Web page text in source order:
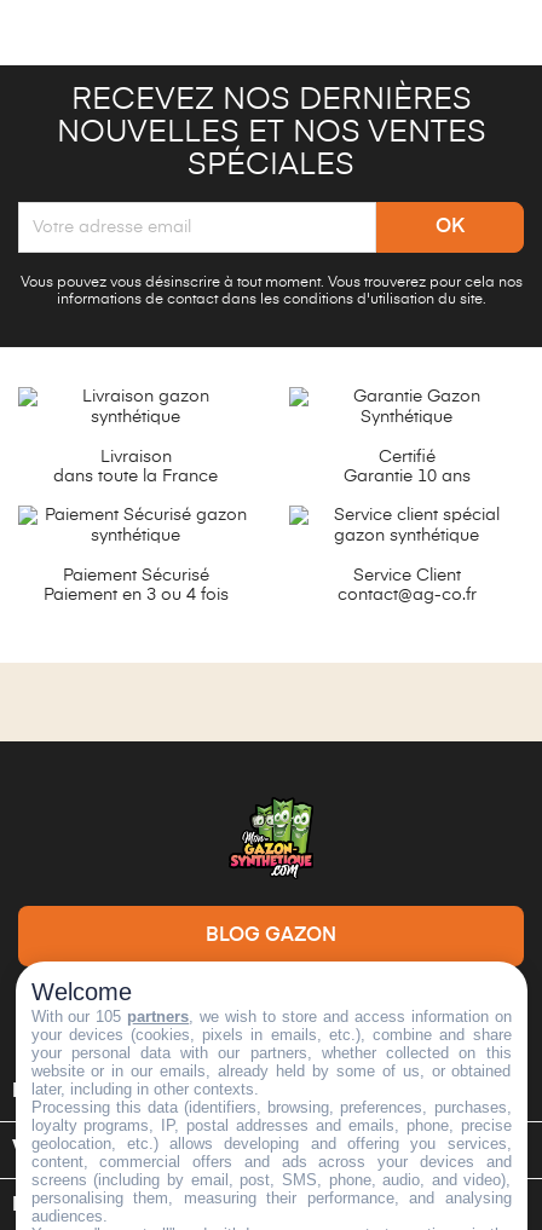
RECEVEZ NOS DERNIÈRES
NOUVELLES ET NOS VENTES
SPÉCIALES
Vous pouvez vous désinscrire à tout moment. Vous trouverez pour cela nos
informations de contact dans les conditions d'utilisation du site.
Livraison
dans toute la France
Certifié
Garantie 10 ans
Paiement Sécurisé
Paiement en 3 ou 4 fois
Service Client
contact@ag-co.fr
BLOG GAZON
DEMANDE DE DEVIS
INFORMATIONS
VOTRE COMPTE 
INFORMATIONS SUR LE MAGASIN keyboard_arrow_down
Welcome
With our 105 partners , we wish to store and access information on
your devices (cookies, pixels in emails, etc.), combine and share
your personal data with our partners, whether collected on this
website or in our emails, already held by some of us, or obtained
later, including in other contexts.
Processing this data (identifiers, browsing, preferences, purchases,
loyalty programs, IP, postal addresses and emails, phone, precise
geolocation, etc.) allows developing and offering you services,
content, commercial offers and ads across your devices and
screens (including by email, post, SMS, phone, audio, and video),
personalising them, measuring their performance, and analysing
audiences.